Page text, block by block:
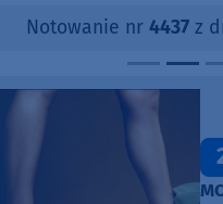
i ofertach
najmu
Notowanie nr 4437 z